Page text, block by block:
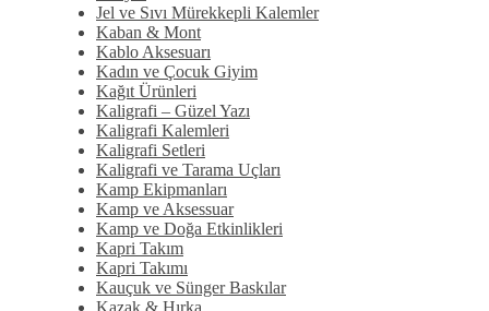
Jel ve Sıvı Mürekkepli Kalemler
Kaban & Mont
Kablo Aksesuarı
Kadın ve Çocuk Giyim
Kağıt Ürünleri
Kaligrafi – Güzel Yazı
Kaligrafi Kalemleri
Kaligrafi Setleri
Kaligrafi ve Tarama Uçları
Kamp Ekipmanları
Kamp ve Aksessuar
Kamp ve Doğa Etkinlikleri
Kapri Takım
Kapri Takımı
Kauçuk ve Sünger Baskılar
Kazak & Hırka